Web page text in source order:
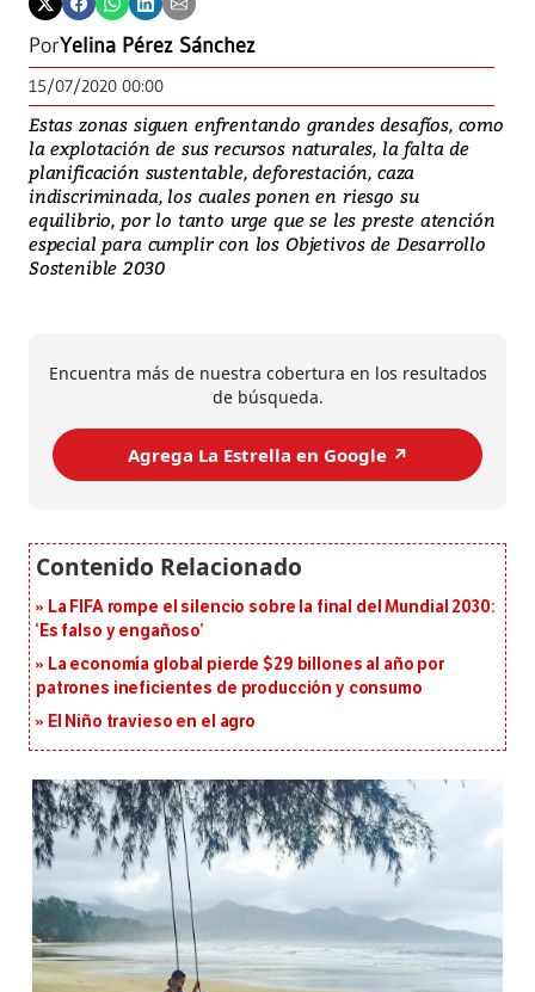
PorYelina Pérez Sánchez
15/07/2020 00:00
Estas zonas siguen enfrentando grandes desafíos, como
la explotación de sus recursos naturales, la falta de
planificación sustentable, deforestación, caza
indiscriminada, los cuales ponen en riesgo su
equilibrio, por lo tanto urge que se les preste atención
especial para cumplir con los Objetivos de Desarrollo
Sostenible 2030
Encuentra más de nuestra cobertura en los resultados
de búsqueda.
Agrega La Estrella en Google ↗️
La FIFA rompe el silencio sobre la final del Mundial 2030:
‘Es falso y engañoso’
La economía global pierde $29 billones al año por
patrones ineficientes de producción y consumo
El Niño travieso en el agro